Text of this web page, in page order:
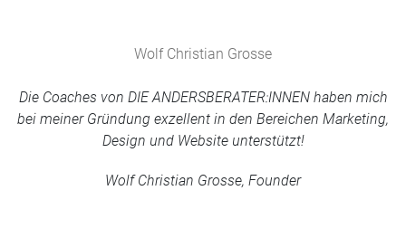
Wolf Christian Grosse
Die Coaches von DIE ANDERSBERATER:INNEN haben mich
bei meiner Gründung exzellent in den Bereichen Marketing,
Design und Website unterstützt!
Wolf Christian Grosse, Founder